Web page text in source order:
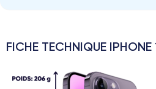
FICHE TECHNIQUE